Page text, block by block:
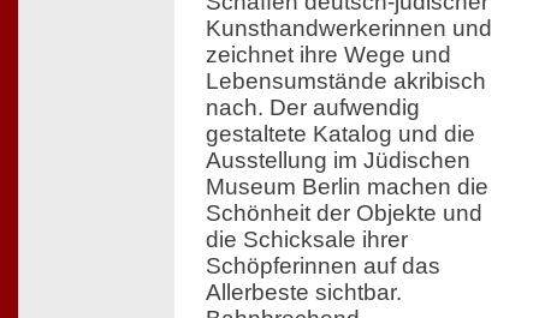
Kunsthandwerkerinnen und
zeichnet ihre Wege und
Lebensumstände akribisch
nach. Der aufwendig
gestaltete Katalog und die
Ausstellung im Jüdischen
Museum Berlin machen die
Schönheit der Objekte und
die Schicksale ihrer
Schöpferinnen auf das
Allerbeste sichtbar.